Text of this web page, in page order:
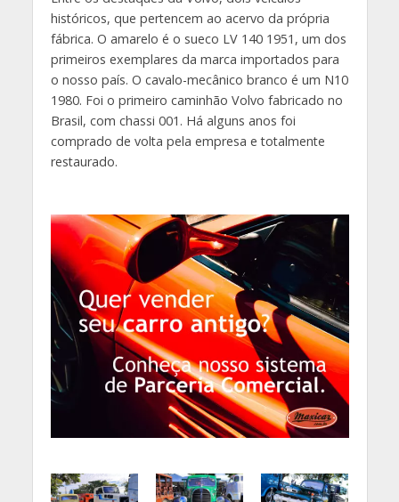
históricos, que pertencem ao acervo da própria
fábrica. O amarelo é o sueco LV 140 1951, um dos
primeiros exemplares da marca importados para
o nosso país. O cavalo-mecânico branco é um N10
1980. Foi o primeiro caminhão Volvo fabricado no
Brasil, com chassi 001. Há alguns anos foi
comprado de volta pela empresa e totalmente
restaurado.